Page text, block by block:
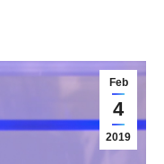
Feb
4
2019